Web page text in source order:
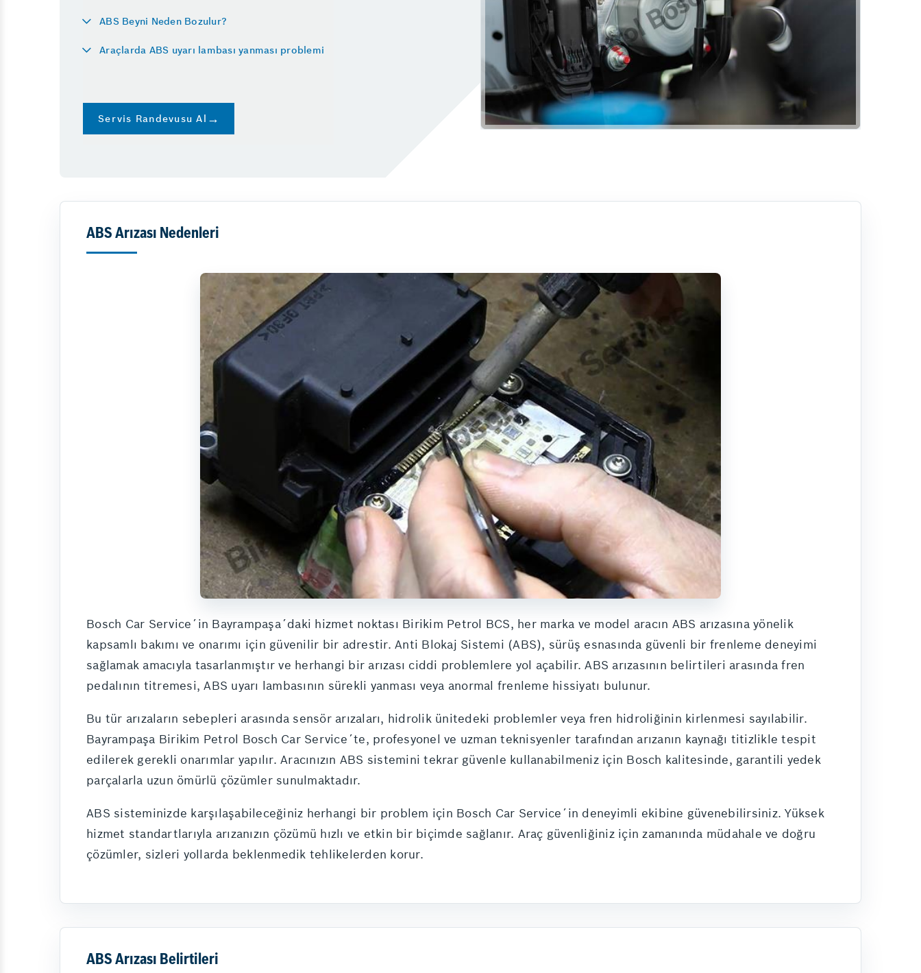
Fren Onarımı
Fren İnovasyonları
Akülerde Garanti
Akü Kontrolü
Vale
Hizmetlerimiz
Gaziosmanpaşa Oto Sanayi
Lastik Hava Basıncı Tablosu
ABS Beyni Neden Bozulur?
Araçlarda ABS uyarı lambası yanması problemi
Servis Randevusu Al
ABS Arızası Nedenleri
Bosch Car Service´in Bayrampaşa´daki hizmet noktası Birikim Petrol BCS, her marka ve model aracın ABS arızasına yönelik
kapsamlı bakımı ve onarımı için güvenilir bir adrestir. Anti Blokaj Sistemi (ABS), sürüş esnasında güvenli bir frenleme deneyimi
sağlamak amacıyla tasarlanmıştır ve herhangi bir arızası ciddi problemlere yol açabilir. ABS arızasının belirtileri arasında fren
pedalının titremesi, ABS uyarı lambasının sürekli yanması veya anormal frenleme hissiyatı bulunur.
Bu tür arızaların sebepleri arasında sensör arızaları, hidrolik ünitedeki problemler veya fren hidroliğinin kirlenmesi sayılabilir.
Bayrampaşa Birikim Petrol Bosch Car Service´te, profesyonel ve uzman teknisyenler tarafından arızanın kaynağı titizlikle tespit
edilerek gerekli onarımlar yapılır. Aracınızın ABS sistemini tekrar güvenle kullanabilmeniz için Bosch kalitesinde, garantili yedek
parçalarla uzun ömürlü çözümler sunulmaktadır.
ABS sisteminizde karşılaşabileceğiniz herhangi bir problem için Bosch Car Service´in deneyimli ekibine güvenebilirsiniz. Yüksek
hizmet standartlarıyla arızanızın çözümü hızlı ve etkin bir biçimde sağlanır. Araç güvenliğiniz için zamanında müdahale ve doğru
çözümler, sizleri yollarda beklenmedik tehlikelerden korur.
ABS Arızası Belirtileri